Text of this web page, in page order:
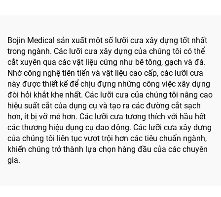
Bojin Medical sản xuất một số lưỡi cưa xây dựng tốt nhất
trong ngành. Các lưỡi cưa xây dựng của chúng tôi có thể
cắt xuyên qua các vật liệu cứng như bê tông, gạch và đá.
Nhờ công nghệ tiên tiến và vật liệu cao cấp, các lưỡi cưa
này được thiết kế để chịu đựng những công việc xây dựng
đòi hỏi khắt khe nhất. Các lưỡi cưa của chúng tôi nâng cao
hiệu suất cắt của dụng cụ và tạo ra các đường cắt sạch
hơn, ít bị vỡ mẻ hơn. Các lưỡi cưa tương thích với hầu hết
các thương hiệu dụng cụ dao động. Các lưỡi cưa xây dựng
của chúng tôi liên tục vượt trội hơn các tiêu chuẩn ngành,
khiến chúng trở thành lựa chọn hàng đầu của các chuyên
gia.